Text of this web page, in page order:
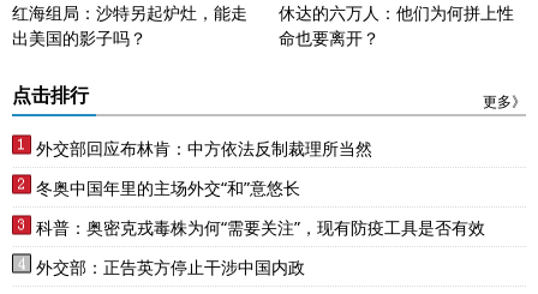
红海组局：沙特另起炉灶，能走
出美国的影子吗？
休达的六万人：他们为何拼上性
命也要离开？
点击排行 更多》
外交部回应布林肯：中方依法反制裁理所当然
冬奥中国年里的主场外交“和”意悠长
科普：奥密克戎毒株为何“需要关注”，现有防疫工具是否有效
外交部：正告英方停止干涉中国内政